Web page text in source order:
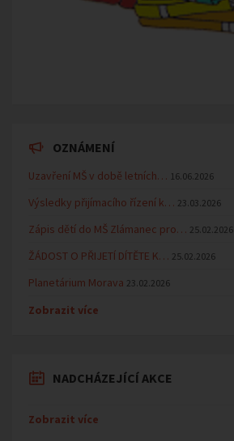
OZNÁMENÍ
Uzavření MŠ v době letních… 16.06.2026
Výsledky přijímacího řízení k… 23.03.2026
Zápis dětí do MŠ Zlámanec pro… 25.02.2026
ŽÁDOST O PŘIJETÍ DÍTĚTE K… 25.02.2026
Planetárium Morava 23.02.2026
Zobrazit více
NADCHÁZEJÍCÍ AKCE
Zobrazit více